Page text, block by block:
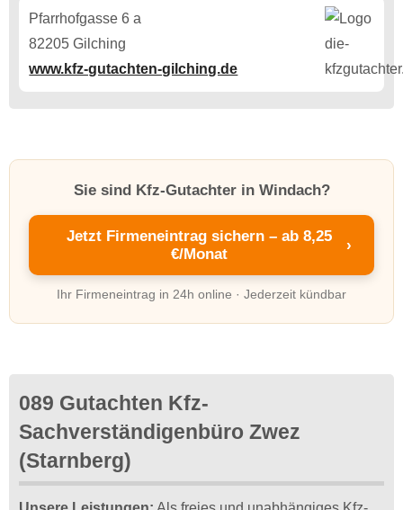
Pfarrhofgasse 6 a
82205 Gilching
www.kfz-gutachten-gilching.de
Sie sind Kfz-Gutachter in Windach?
Jetzt Firmeneintrag sichern – ab 8,25
€/Monat
›
Ihr Firmeneintrag in 24h online · Jederzeit kündbar
089 Gutachten Kfz-
Sachverständigenbüro Zwez
(Starnberg)